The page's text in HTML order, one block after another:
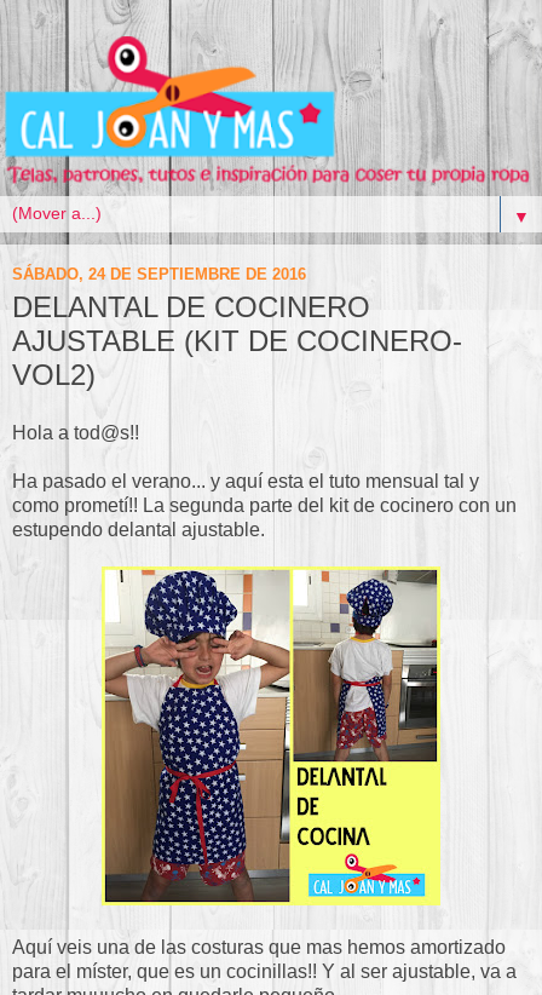
▼
SÁBADO, 24 DE SEPTIEMBRE DE 2016
DELANTAL DE COCINERO
AJUSTABLE (KIT DE COCINERO-
VOL2)
Hola a tod@s!!
Ha pasado el verano... y aquí esta el tuto mensual tal y
como prometí!! La segunda parte del kit de cocinero con un
estupendo delantal ajustable.
Aquí veis una de las costuras que mas hemos amortizado
para el míster, que es un cocinillas!! Y al ser ajustable, va a